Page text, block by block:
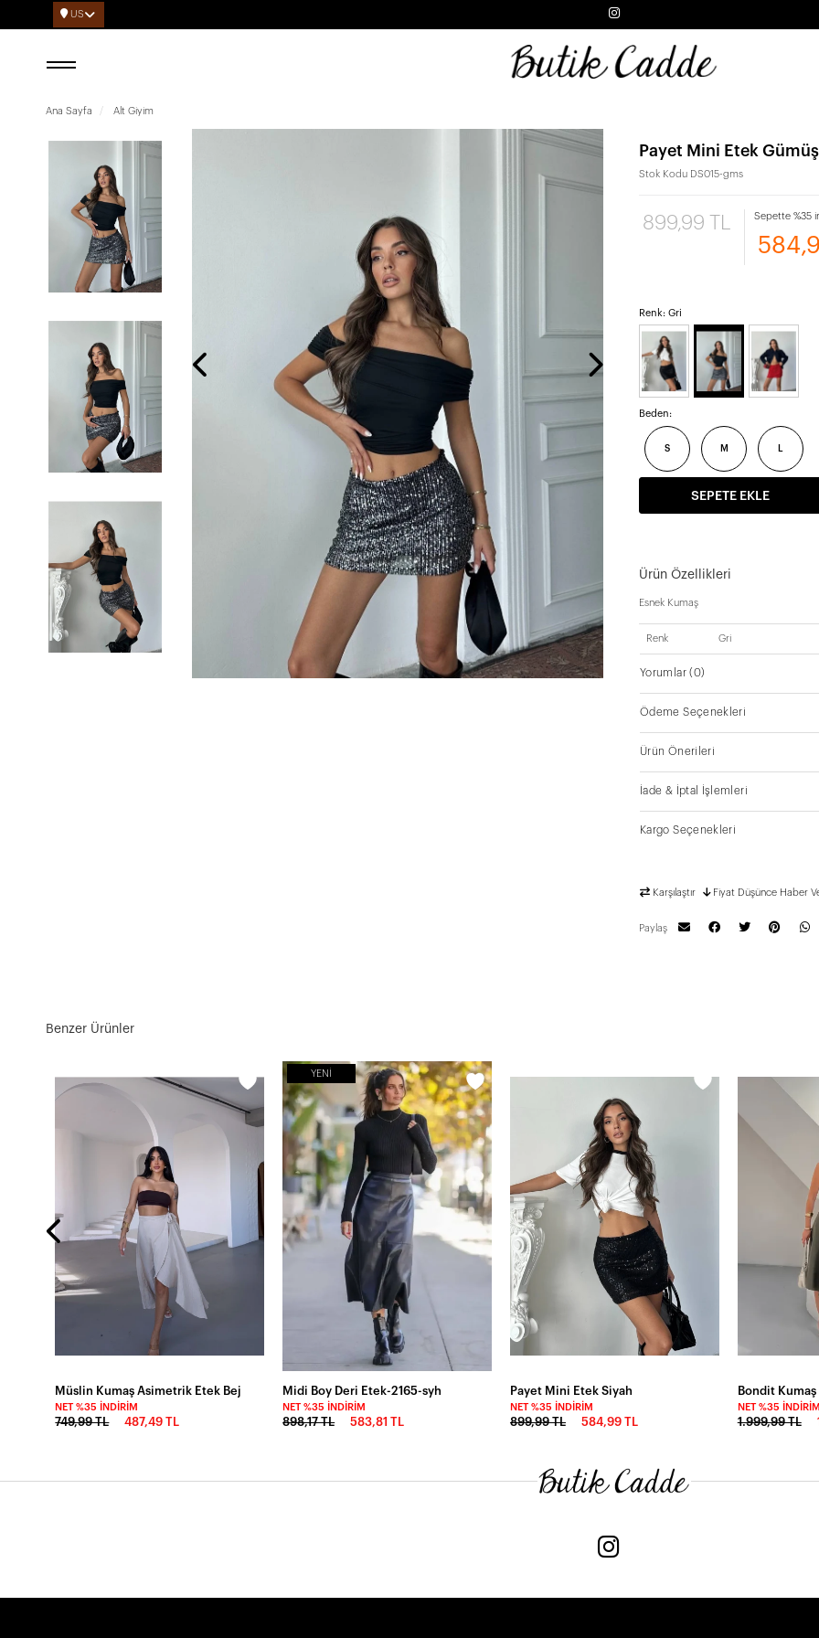
US
Ana Sayfa Alt Giyim
Payet Mini Etek Gümüş
Stok Kodu DS015-gms
899,99 TL Sepette %35
Renk: Gri
Beden:
S M
SEPETE EKLE
Ürün Özellikleri
Esnek Kumaş
Renk Gri
Yorumlar(0)
Ödeme Seçenekleri
Ürün Önerileri
İade & İptal İşlemleri
Kargo Seçenekleri
Karşılaştır Fiyat Düşünce Haber
Paylaş
Benzer Ürünler
Müslin Kumaş Asimetrik Etek Bej
NET %35 İNDIRIM
749,99 TL 487,49 TL
YENI
Midi Boy Deri Etek-2165-syh
NET %35 İNDIRIM
898,17 TL 583,81 TL
Payet Mini Etek Siyah
NET %35 İNDIRIM
899,99 TL 584,99 TL
NET %35 İNDIRIM
1.999,99 TL